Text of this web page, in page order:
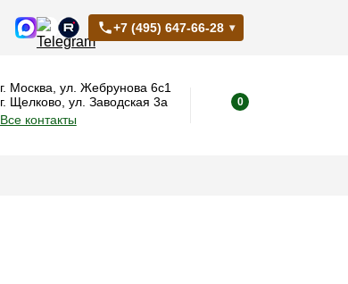
+7 (495) 647-66-28
г. Москва, ул. Жебрунова 6с1
г. Щелково, ул. Заводская 3а
Все контакты
0